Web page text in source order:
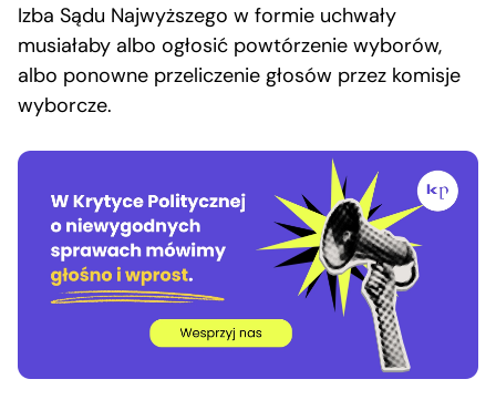
Izba Sądu Najwyższego w formie uchwały
musiałaby albo ogłosić powtórzenie wyborów,
albo ponowne przeliczenie głosów przez komisje
wyborcze.